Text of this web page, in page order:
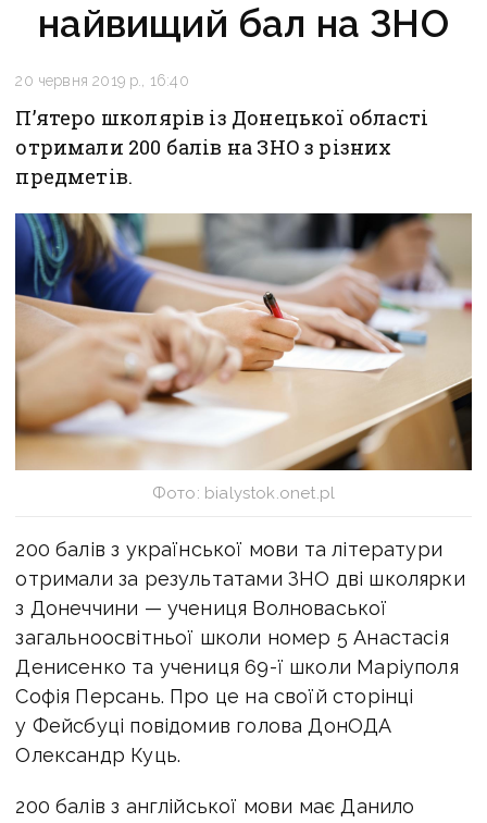
найвищий бал на ЗНО
20 червня 2019 р., 16:40
П’ятеро школярів із Донецької області
отримали 200 балів на ЗНО з різних
предметів.
Фото: bialystok.onet.pl
200 балів з української мови та літератури
отримали за результатами ЗНО дві школярки
з Донеччини — учениця Волноваської
загальноосвітньої школи номер 5 Анастасія
Денисенко та учениця 69-ї школи Маріуполя
Софія Персань. Про це на своїй сторінці
у Фейсбуці повідомив голова ДонОДА
Олександр Куць.
200 балів з англійської мови має Данило